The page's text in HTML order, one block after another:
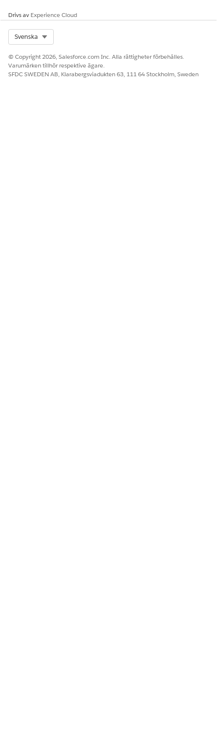
Drivs av Experience Cloud
Svenska
© Copyright 2026, Salesforce.com Inc. Alla rättigheter förbehålles.
Varumärken tillhör respektive ägare.
SFDC SWEDEN AB, Klarabergsviadukten 63, 111 64 Stockholm, Sweden